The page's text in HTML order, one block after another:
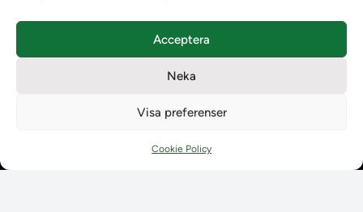
Acceptera
Neka
Visa preferenser
Cookie Policy
Kontaktuppgifter för studenters Ladoksupport